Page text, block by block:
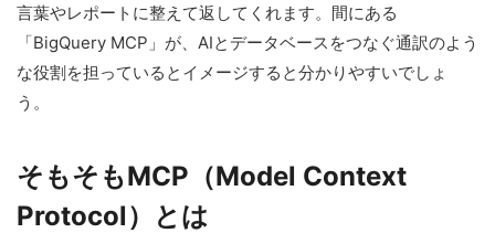
言葉やレポートに整えて返してくれます。間にある
「BigQuery MCP」が、AIとデータベースをつなぐ通訳のよう
な役割を担っているとイメージすると分かりやすいでしょ
う。
そもそもMCP（Model Context
Protocol）とは